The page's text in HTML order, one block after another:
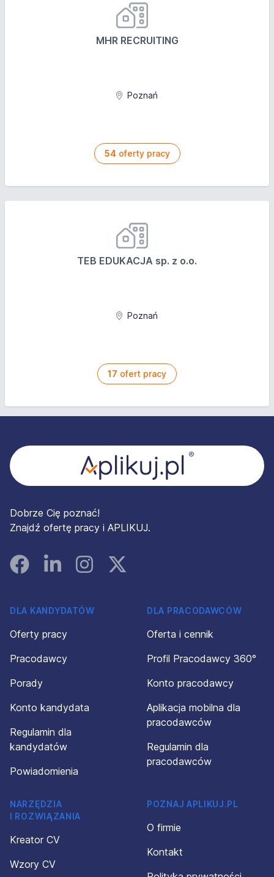
MHR RECRUITING
Poznań
54 oferty pracy
TEB EDUKACJA sp. z o.o.
Poznań
17 ofert pracy
Dobrze Cię poznać!
Znajdź ofertę pracy i APLIKUJ.
FacebookLinked InInstagramInstagram
DLA KANDYDATÓW
Oferty pracy
Pracodawcy
Porady
Konto kandydata
Regulamin dla
kandydatów
Powiadomienia
DLA PRACODAWCÓW
Oferta i cennik
Profil Pracodawcy 360°
Konto pracodawcy
Aplikacja mobilna dla
pracodawców
Regulamin dla
pracodawców
NARZĘDZIA
I ROZWIĄZANIA
Kreator CV
Wzory CV
POZNAJ APLIKUJ.PL
O firmie
Kontakt